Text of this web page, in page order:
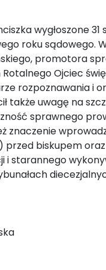
wygłoszone 31
roku sądowego.
promotora
Ojciec
rozpoznawania i
także uwagę na
sprawnego
znaczenie
biskupem
i starannego